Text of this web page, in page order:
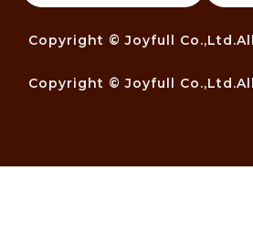
Copyright © Joyfull
Copyright © Joyfull